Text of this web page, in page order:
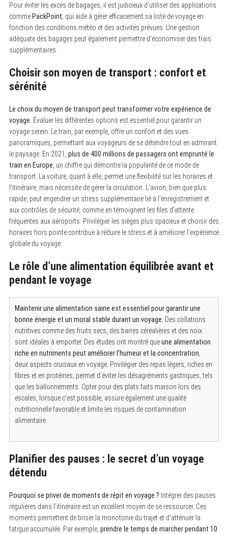
Pour éviter les excès de bagages, il est judicieux d’utiliser des applications
comme PackPoint , qui aide à gérer efficacement sa liste de voyage en
fonction des conditions météo et des activités prévues. Une gestion
adéquate des bagages peut également permettre d’économiser des frais
supplémentaires.
Choisir son moyen de transport : confort et
sérénité
Le choix du moyen de transport peut transformer votre expérience de
voyage. Évaluer les différentes options est essentiel pour garantir un
voyage serein. Le train, par exemple, offre un confort et des vues
panoramiques, permettant aux voyageurs de se détendre tout en admirant
le paysage. En 2021, plus de 400 millions de passagers ont emprunté le
train en Europe , un chiffre qui démontre la popularité de ce mode de
transport. La voiture, quant à elle, permet une flexibilité sur les horaires et
l’itinéraire, mais nécessite de gérer la circulation. L’avion, bien que plus
rapide, peut engendrer un stress supplémentaire lié à l’enregistrement et
aux contrôles de sécurité, comme en témoignent les files d’attente
fréquentes aux aéroports. Privilégier les sièges plus spacieux et choisir des
horaires hors pointe contribue à réduire le stress et à améliorer l’expérience
globale du voyage.
Le rôle d’une alimentation équilibrée avant et
pendant le voyage
Maintenir une alimentation saine est essentiel pour garantir une
bonne énergie et un moral stable durant un voyage. Des collations
nutritives comme des fruits secs, des barres céréalières et des noix
sont idéales à emporter. Des études ont montré queune alimentation
riche en nutriments peut améliorer l’humeur et la concentration
deux aspects cruciaux en voyage. Privilégier des repas légers, riches en
fibres et en protéines, permet d’éviter les désagréments gastriques, tels
que les ballonnements. Opter pour des plats faits maison lors des
escales, lorsque c’est possible, assure également une qualité
nutritionnelle favorable et limite les risques de contamination
alimentaire.
Planifier des pauses : le secret d’un voyage
détendu
Pourquoi se priver de moments de répit en voyage ? Intégrer des pauses
régulières dans l’itinéraire est un excellent moyen de se ressourcer. Ces
moments permettent de briser la monotonie du trajet et d’atténuer la
fatigue accumulée. Par exemple, prendre le temps de marcher pendant 10
e
a
r
h
f
o
: